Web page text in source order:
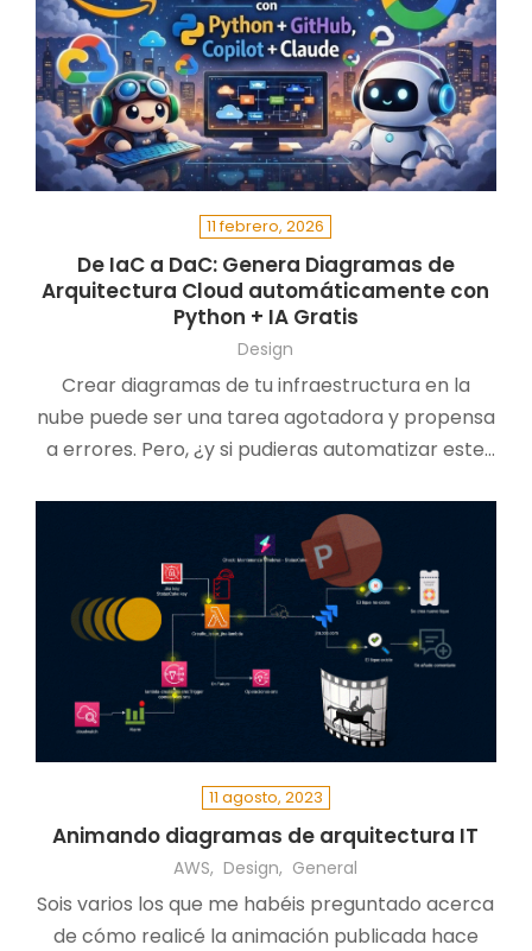
11 febrero, 2026
De IaC a DaC: Genera Diagramas de
Arquitectura Cloud automáticamente con
Python + IA Gratis
Design
Crear diagramas de tu infraestructura en la
nube puede ser una tarea agotadora y propensa
a errores. Pero, ¿y si pudieras automatizar este
herramienta innovadora en Python que genera
diagramas de arquitectura en la nube de forma
automática, compatible con cualquier
proveedor. Con solo una cuenta gratuita de
GitHub Copilot, podrás obtener diagramas
precisos y profesionales en minutos. Descubre
cómo transformar tu forma de trabajar y liberar
tiempo para tareas de mayor valor. ¡No te
pierdas esta oportunidad de optimizar tu
documentación y gestión de infraestructura!
11 agosto, 2023
Animando diagramas de arquitectura IT
AWS Design General
Sois varios los que me habéis preguntado acerca
de cómo realicé la animación publicada hace